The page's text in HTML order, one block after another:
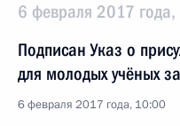
6 февраля 2017 года,
Подписан Указ о
для молодых учёных
6 февраля 2017 года, 10:00